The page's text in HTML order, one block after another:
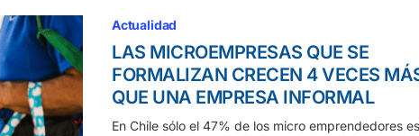
Actualidad
LAS MICROEMPRESAS QUE SE
FORMALIZAN CRECEN 4 VECES
QUE UNA EMPRESA INFORMAL
En Chile sólo el 47% de los micro emprendedores